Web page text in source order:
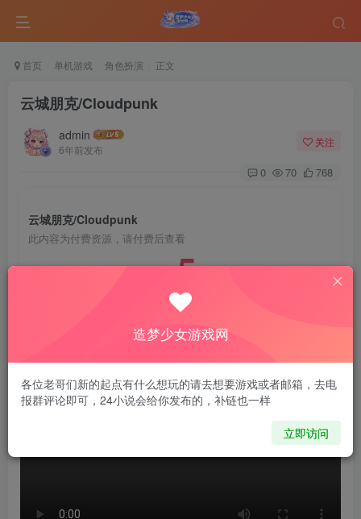
首页 单机游戏 角色扮演 正文
云城朋克/Cloudpunk
admin
6年前发布
关注
0 70 768
云城朋克/Cloudpunk
此内容为付费资源，请付费后查看
5
造梦少女游戏网
各位老哥们新的起点有什么想玩的请去想要游戏或者邮箱，去电
报群评论即可，24小说会给你发布的，补链也一样
立即访问